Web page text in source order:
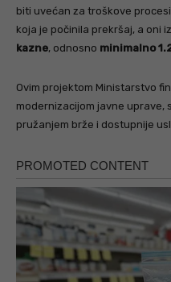
biti uvećan za troškove
koja je počinila prekršaj, a oni
kazne, odnosno minimalno
Ovim projektom Ministarstvo
modernizacijom javne uprave,
pružanjem brže i dostupnije